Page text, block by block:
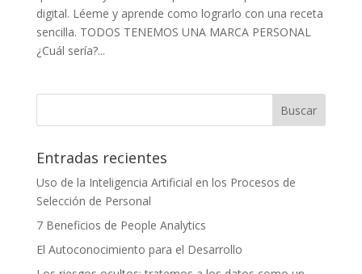
digital. Léeme y aprende como lograrlo con una receta
sencilla. TODOS TENEMOS UNA MARCA PERSONAL
¿Cuál sería?...
Entradas recientes
Uso de la Inteligencia Artificial en los Procesos de
Selección de Personal
7 Beneficios de People Analytics
El Autoconocimiento para el Desarrollo